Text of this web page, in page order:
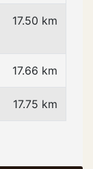
17.50 km
17.66 km
17.75 km